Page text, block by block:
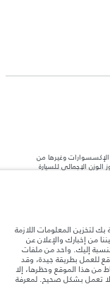
وغيرها من
الإجمالي للسيارة
قد تختلف من بلد إلى
المحلي للتأكد من توفّرها
الموصلات يؤثر حاليًا
هذا ظرف ديناميكي
حاليًا المواصفات الحالية
يرجى استشارة وكيلك الذي
بك لتخزين المعلومات اللازمة
من إخبارك والإعلان عن
إليك. واحد من ملفات
للعمل بطريقة جيدة، وقد
من هذا الموقع وحظرها، إلا
لا تعمل بشكل صحيح. لمعرفة